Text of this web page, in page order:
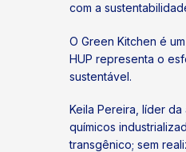
com a
O Green Kitchen é
HUP representa o
sustentável.
Keila Pereira, líder
químicos
transgênico; sem